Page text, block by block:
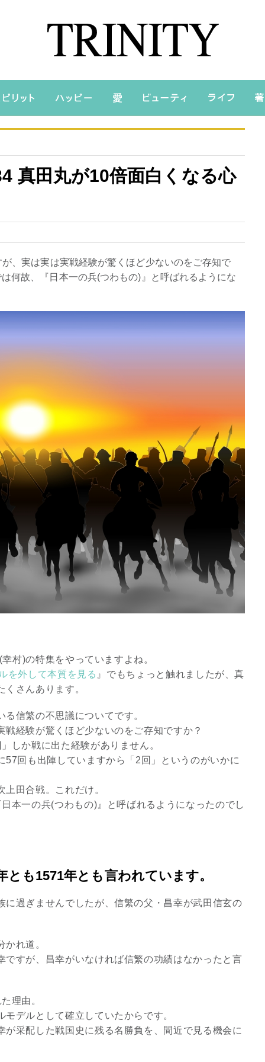
真田丸が10倍面白くなる心
、実は実は実戦経験が驚くほど少ないのをご存知で
何故、『日本一の兵(つわもの)』と呼ばれるようにな
村)の特集をやっていますよね。
を外して本質を見る 』でもちょっと触れましたが、真
さんあります。
信繁の不思議についてです。
経験が驚くほど少ないのをご存知ですか？
しか戦に出た経験がありません。
回も出陣していますから「2回」というのがいかに
田合戦。これだけ。
本一の兵(つわもの)』と呼ばれるようになったのでし
も1571年とも言われています。
過ぎませんでしたが、信繁の父・昌幸が武田信玄の
れ道。
すが、昌幸がいなければ信繁の功績はなかったと言
理由。
デルとして確立していたからです。
采配した戦国史に残る名勝負を、間近で見る機会に
スピリチュアルは現実を動
かす原動力～あ…
インタビュー